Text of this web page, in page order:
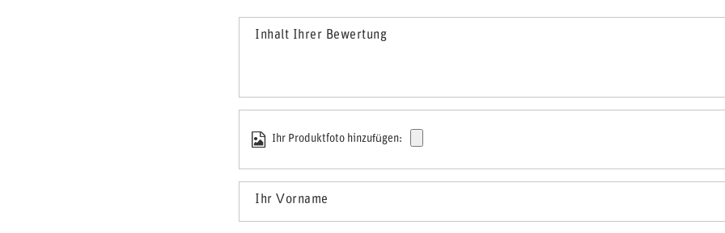
Inhalt Ihrer Bewertung
Ihr Produktfoto hinzufügen:
Ihr Vorname